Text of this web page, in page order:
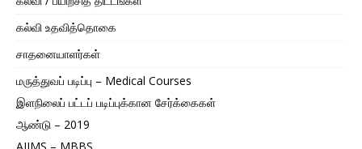
கல்வி உதவித்தொகை
சாதனையாளர்கள்
மருத்துவப் படிப்பு – Medical Courses
இளநிலைப் பட்டப் படிப்புக்கான சேர்க்கைகள்
ஆண்டு – 2019